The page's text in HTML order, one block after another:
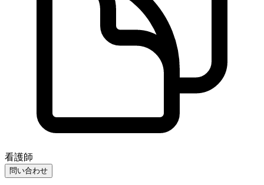
看護師
問い合わせ